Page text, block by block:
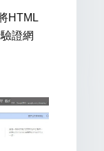
HTML
驗證網